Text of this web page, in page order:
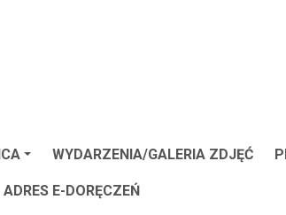
WYDARZENIA/GALERIA ZDJĘĆ
ADRES E-DORĘCZEŃ